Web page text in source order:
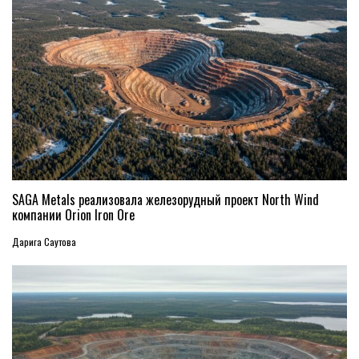
SAGA Metals реализовала железорудный проект North Wind
компании Orion Iron Ore
Дарига Саутова